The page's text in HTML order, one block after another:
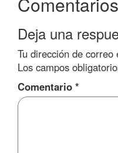
Deja una
Tu dirección de
Los campos
Comentario *